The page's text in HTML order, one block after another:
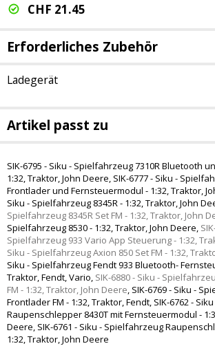
CHF 21.45
Erforderliches Zubehör
Ladegerät
Artikel passt zu
SIK-6795 - Siku - Spielfahrzeug 7310R Bluetooth
1:32, Traktor, John Deere, SIK-6777 - Siku -
Frontlader und Fernsteuermodul - 1:32, Traktor,
Siku - Spielfahrzeug 8345R - 1:32, Traktor, John
Spielfahrzeug 8345R Set FM - 1:32, Traktor, John
Spielfahrzeug 8530 - 1:32, Traktor, John Deere,
Spielfahrzeug 933 Vario App Steuerung - 1:32,
Siku - Spielfahrzeug Axion 850 Set FM - 1:32,
Siku - Spielfahrzeug Fendt 933 Bluetooth-
Traktor, Fendt, Vario, SIK-6880 - Siku -
FM - 1:32, Traktor, John Deere, SIK-6769 - Siku -
Frontlader FM - 1:32, Traktor, Fendt, SIK-6762 -
Raupenschlepper 8430T mit Fernsteuermodul -
Deere, SIK-6761 - Siku - Spielfahrzeug
1:32, Traktor, John Deere